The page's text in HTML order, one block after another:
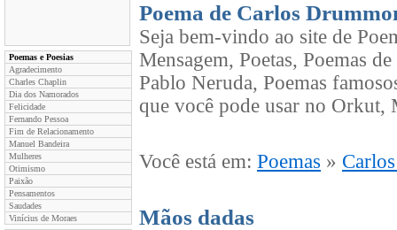
Poemas e Poesias
Agradecimento
Charles Chaplin
Dia dos Namorados
Felicidade
Fernando Pessoa
Fim de Relacionamento
Manuel Bandeira
Mulheres
Otimismo
Paixão
Pensamentos
Saudades
Vinícius de Moraes
Poema de Carlos
Seja bem-vindo ao site de
Mensagem, Poetas, Poemas
Pablo Neruda, Poemas
que você pode usar no
Você está em: Poemas »
Mãos dadas